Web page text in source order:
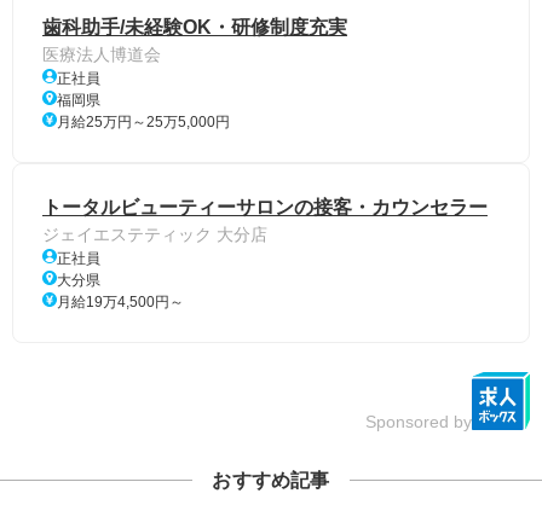
歯科助手/未経験OK・研修制度充実
医療法人博道会
正社員
福岡県
月給25万円～25万5,000円
トータルビューティーサロンの接客・カウンセラー
ジェイエステティック 大分店
正社員
大分県
月給19万4,500円～
Sponsored by
おすすめ記事